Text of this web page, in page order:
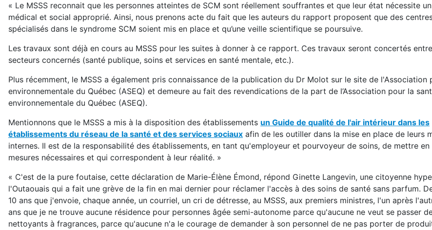
« Le MSSS reconnait que les personnes atteintes de SCM sont réellement souffrantes et que leur état nécessite
médical et social approprié. Ainsi, nous prenons acte du fait que les auteurs du rapport proposent que des
spécialisés dans le syndrome SCM soient mis en place et qu’une veille scientifique se poursuive.
Les travaux sont déjà en cours au MSSS pour les suites à donner à ce rapport. Ces travaux seront concertés
secteurs concernés (santé publique, soins et services en santé mentale, etc.).
Plus récemment, le MSSS a également pris connaissance de la publication du Dr Molot sur le site de l'Association
environnementale du Québec (ASEQ) et demeure au fait des revendications de la part de l’Association pour la
environnementale du Québec (ASEQ).
Mentionnons que le MSSS a mis à la disposition des établissements un Guide de qualité de l'air intérieur dans les
établissements du réseau de la santé et des services sociaux afin de les outiller dans la mise en place de leurs
internes. Il est de la responsabilité des établissements, en tant qu'employeur et pourvoyeur de soins, de mettre en
mesures nécessaires et qui correspondent à leur réalité. »
« C'est de la pure foutaise, cette déclaration de Marie-Élène Émond, répond Ginette Langevin, une citoyenne
l'Outaouais qui a fait une grève de la fin en mai dernier pour réclamer l'accès à des soins de santé sans parfum.
10 ans que j'envoie, chaque année, un courriel, un cri de détresse, au MSSS, aux premiers ministres, l'un après
ans que je ne trouve aucune résidence pour personnes âgée semi-autonome parce qu'aucune ne veut se passer
nettoyants à fragrances, parce qu'aucune n'a le courage de demander à son personnel de ne pas porter de